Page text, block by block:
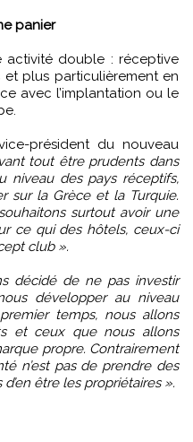
panier
activité double : réceptive
et plus particulièrement en
avec l’implantation ou le
président du nouveau
tout être prudents dans
niveau des pays réceptifs,
sur la Grèce et la Turquie.
surtout avoir une
ce qui des hôtels, ceux-ci
club ».
décidé de ne pas investir
développer au niveau
temps, nous allons
et ceux que nous allons
propre. Contrairement
n’est pas de prendre des
être les propriétaires ».